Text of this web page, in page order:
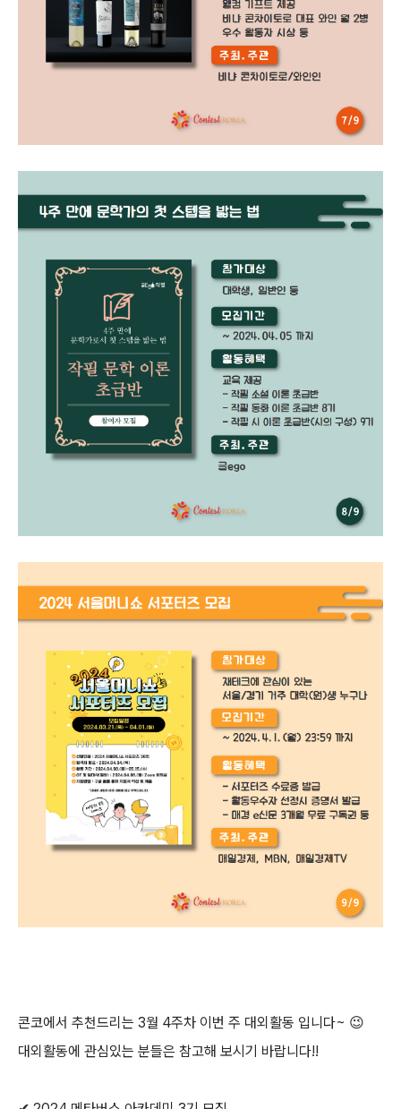
콘코에서 추천드리는 3월 4주차 이번 주 대외활동 입니다~ 😉
대외활동에 관심있는 분들은 참고해 보시기 바랍니다!!